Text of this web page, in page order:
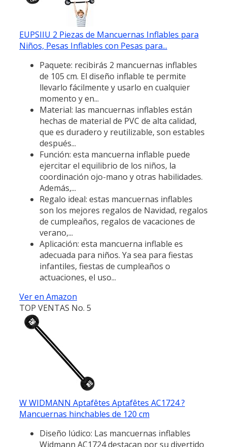
EUPSIIU 2 Piezas de Mancuernas Inflables para
Niños, Pesas Inflables con Pesas para...
Paquete: recibirás 2 mancuernas inflables
de 105 cm. El diseño inflable te permite
llevarlo fácilmente y usarlo en cualquier
momento y en...
Material: las mancuernas inflables están
hechas de material de PVC de alta calidad,
que es duradero y reutilizable, son estables
después...
Función: esta mancuerna inflable puede
ejercitar el equilibrio de los niños, la
coordinación ojo-mano y otras habilidades.
Además,...
Regalo ideal: estas mancuernas inflables
son los mejores regalos de Navidad, regalos
de cumpleaños, regalos de vacaciones de
verano,...
Aplicación: esta mancuerna inflable es
adecuada para niños. Ya sea para fiestas
infantiles, fiestas de cumpleaños o
actuaciones, el uso...
Ver en Amazon
TOP VENTAS No. 5
W WIDMANN Aptafêtes Aptafêtes AC1724 ?
Mancuernas hinchables de 120 cm
Diseño lúdico: Las mancuernas inflables
Widmann AC1724 destacan por su divertido